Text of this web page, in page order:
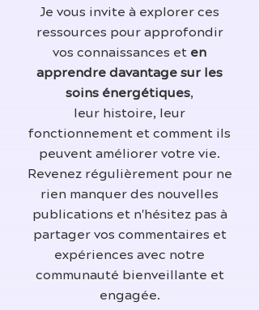
Je vous invite à explorer ces
ressources pour approfondir
vos connaissances et en
apprendre davantage sur les
soins énergétiques,
leur histoire, leur
fonctionnement et comment ils
peuvent améliorer votre vie.
Revenez régulièrement pour ne
rien manquer des nouvelles
publications et n'hésitez pas à
partager vos commentaires et
expériences avec notre
communauté bienveillante et
engagée.